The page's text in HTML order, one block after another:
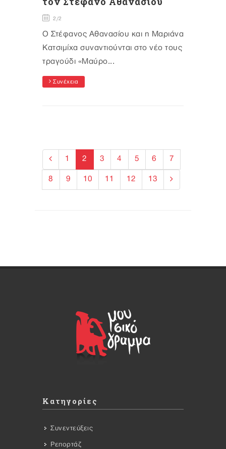
2/2
Ο Στέφανος Αθανασίου και η Μαριάνα
Κατσιμίχα συναντιούνται στο νέο τους
τραγούδι «Μαύρο...
Συνέχεια
1 2 3 4 5 6 7
8 9 10 11 12 13
Κατηγορίες
Συνεντεύξεις
Ρεπορτάζ